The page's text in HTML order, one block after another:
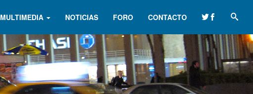
MULTIMEDIA NOTICIAS FORO CONTACTO